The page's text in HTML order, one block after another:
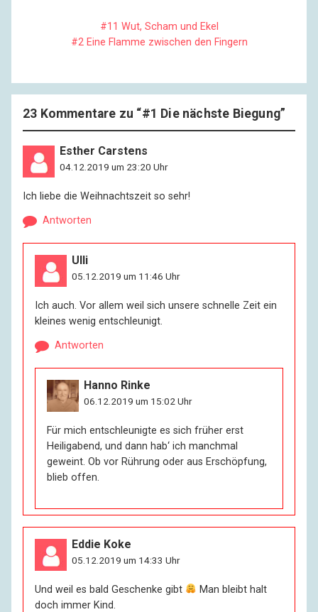
#11 Wut, Scham und Ekel
#2 Eine Flamme zwischen den Fingern
23 Kommentare zu “#1 Die nächste Biegung”
Esther Carstens
04.12.2019 um 23:20 Uhr
Ich liebe die Weihnachtszeit so sehr!
Antworten
Ulli
05.12.2019 um 11:46 Uhr
Ich auch. Vor allem weil sich unsere schnelle Zeit ein
kleines wenig entschleunigt.
Antworten
Hanno Rinke
06.12.2019 um 15:02 Uhr
Für mich entschleunigte es sich früher erst
Heiligabend, und dann hab‘ ich manchmal
geweint. Ob vor Rührung oder aus Erschöpfung,
blieb offen.
Eddie Koke
05.12.2019 um 14:33 Uhr
Und weil es bald Geschenke gibt
Man bleibt halt
doch immer Kind.